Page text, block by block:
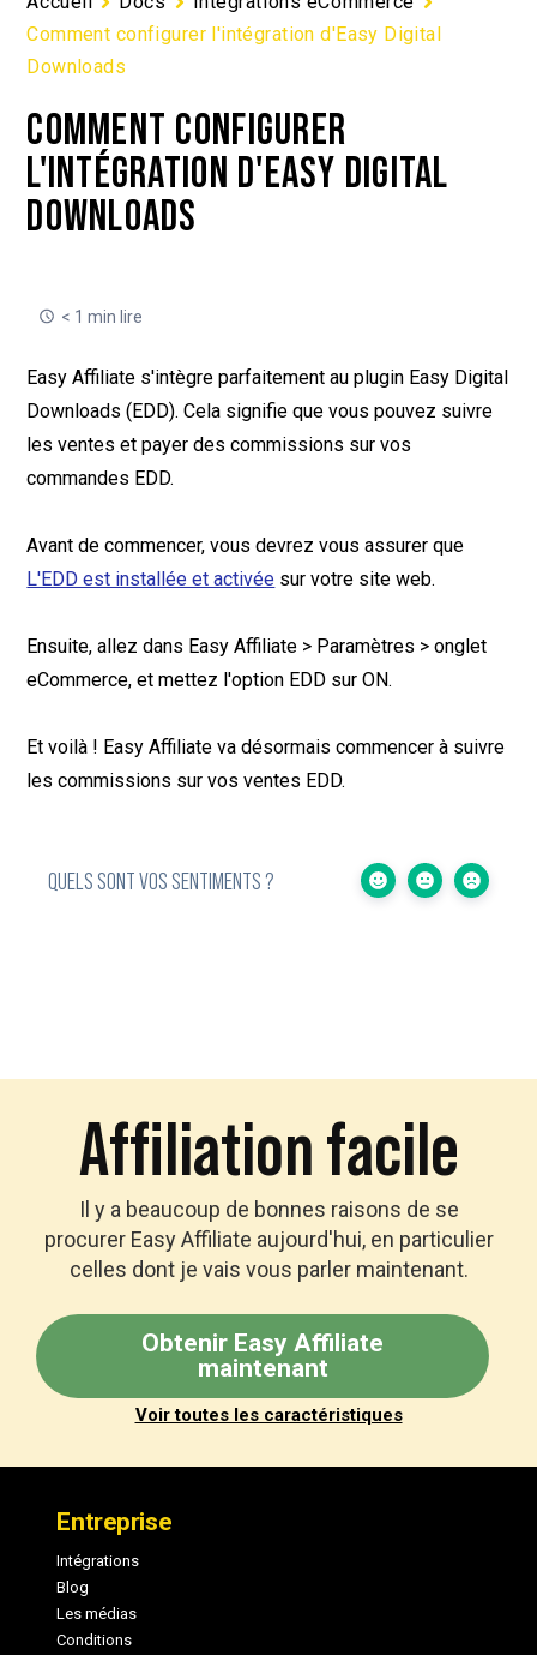
Comment configurer l'intégration d'Easy Digital
Downloads
COMMENT CONFIGURER
L'INTÉGRATION D'EASY DIGITAL
DOWNLOADS
< 1 min lire
Easy Affiliate s'intègre parfaitement au plugin Easy Digital
Downloads (EDD). Cela signifie que vous pouvez suivre
les ventes et payer des commissions sur vos
commandes EDD.
Avant de commencer, vous devrez vous assurer que
L'EDD est installée et activée sur votre site web.
Ensuite, allez dans Easy Affiliate > Paramètres > onglet
eCommerce, et mettez l'option EDD sur ON.
Et voilà ! Easy Affiliate va désormais commencer à suivre
les commissions sur vos ventes EDD.
QUELS SONT VOS SENTIMENTS ?
Affiliation facile
Il y a beaucoup de bonnes raisons de se
procurer Easy Affiliate aujourd'hui, en particulier
celles dont je vais vous parler maintenant.
Obtenir Easy Affiliate
maintenant
Voir toutes les caractéristiques
page
Entreprise
Intégrations
Blog
Les médias
Conditions